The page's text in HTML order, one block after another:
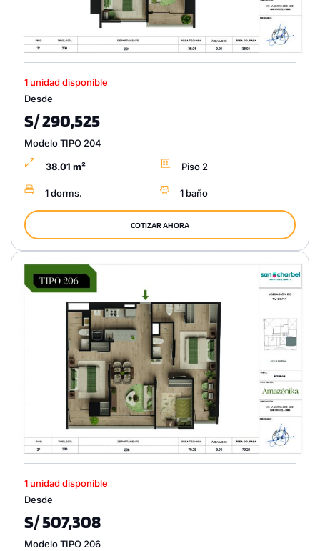
1 unidad disponible
Desde
S/ 290,525
Modelo TIPO 204
38.01 m² Piso 2
1 dorms. 1 baño
COTIZAR AHORA
1 unidad disponible
Desde
S/ 507,308
Modelo TIPO 206